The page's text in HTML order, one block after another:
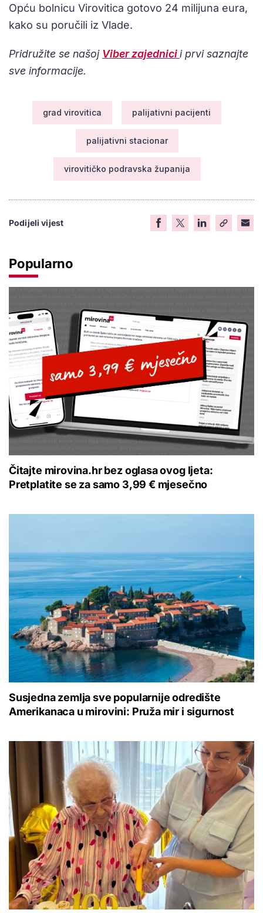
Opću bolnicu Virovitica gotovo 24 milijuna eura,
kako su poručili iz Vlade.
Pridružite se našoj Viber zajednicii prvi saznajte
sve informacije.
grad virovitica palijativni pacijenti
palijativni stacionar
virovitičko podravska županija
Podijeli vijest
Popularno
Čitajte mirovina.hr bez oglasa ovog ljeta:
Pretplatite se za samo 3,99 € mjesečno
Susjedna zemlja sve popularnije odredište
Amerikanaca u mirovini: Pruža mir i sigurnost